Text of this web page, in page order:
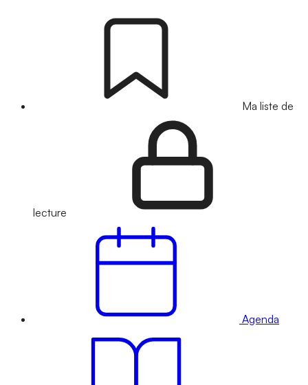
Ma liste de
lecture
Agenda